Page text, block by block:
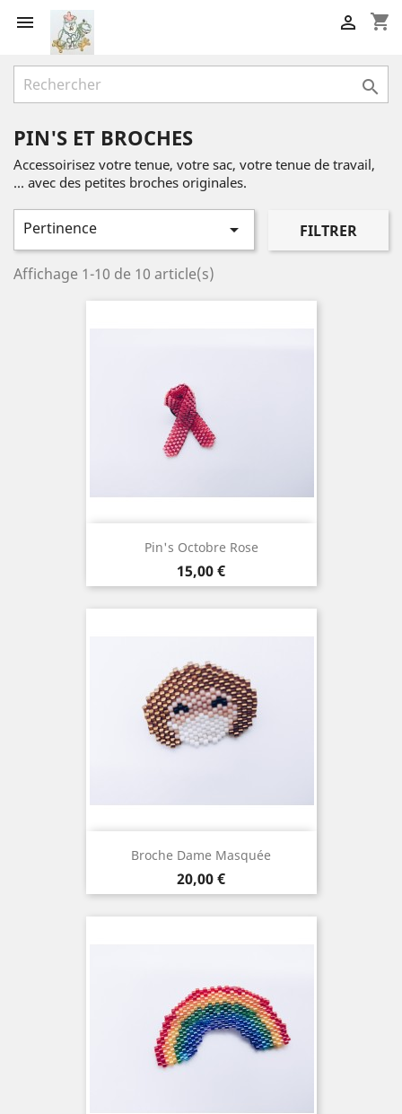
 shopping_cart


PIN'S ET BROCHES
Accessoirisez votre tenue, votre sac, votre tenue de travail,
... avec des petites broches originales.
Pertinence  FILTRER
Affichage 1-10 de 10 article(s)
Pin's Octobre Rose
Prix
15,00 €
Broche Dame Masquée
Prix
20,00 €